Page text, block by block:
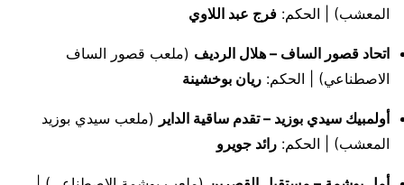
المعشب) | الحكم: فرج عبد اللاوي
اتحاد قصور الساف – هلال الرديف (ملعب قصور الساف
الاصطناعي) | الحكم: ريان بوخشينة
أولمبيك سيدي بوزيد – تقدم ساقية الداير (ملعب سيدي بوزيد
المعشب) | الحكم: رائد جويرو